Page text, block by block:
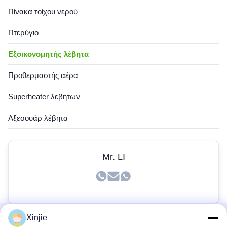
Πίνακα τοίχου νερού
Πτερύγιο
Εξοικονομητής λέβητα
Προθερμαστής αέρα
Superheater λεβήτων
Αξεσουάρ λέβητα
Mr. LI
Xinjie